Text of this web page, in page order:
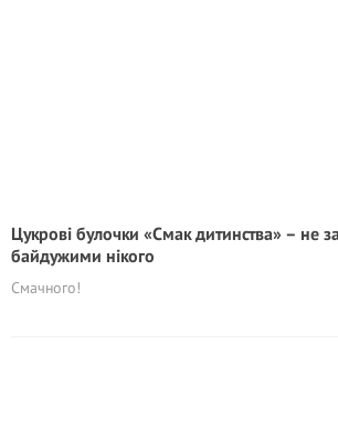
Цукрові булочки «Смак дитинства» – не
байдужими нікого
Смачного!